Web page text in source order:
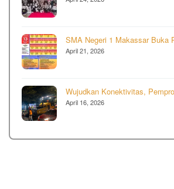
SMA Negeri 1 Makassar Buka
April 21, 2026
Wujudkan Konektivitas,
April 16, 2026